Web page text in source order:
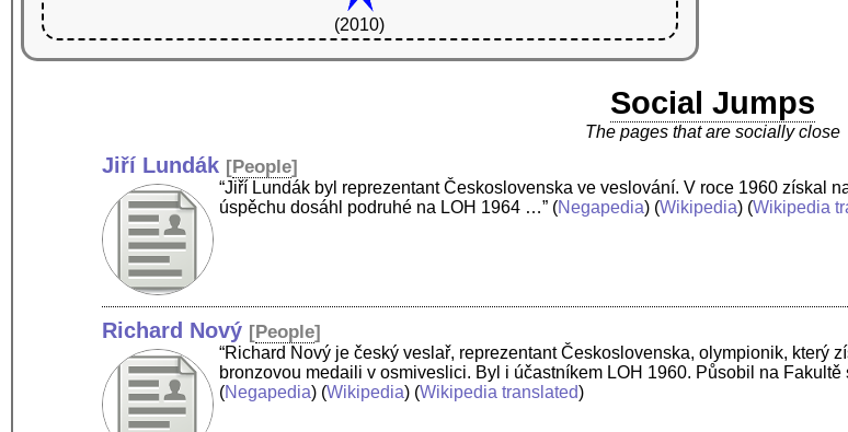
(2010)
Social Jumps
The pages that are socially close
Jiří Lundák [People]
“Jiří Lundák byl reprezentant Československa ve veslování. V roce 1960 získal
úspěchu dosáhl podruhé na LOH 1964 …” (Negapedia) (Wikipedia) (Wikipedia
Richard Nový [People]
“Richard Nový je český veslař, reprezentant Československa, olympionik, který
bronzovou medaili v osmiveslici. Byl i účastníkem LOH 1960. Působil na
(Negapedia) (Wikipedia) (Wikipedia translated)